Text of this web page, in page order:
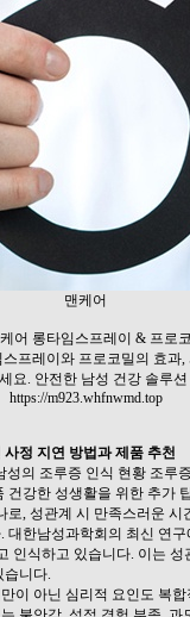
맨케어
어 롱타임스프레이 & 프로
프레이와 프로코밀의 효과,
요. 안전한 남성 건강 솔루션
https://m923.whfnwmd.top
정 지연 방법과 제품 추천
성의 조루증 인식 현황 조루
건강한 성생활을 위한 추가
로, 성관계 시 만족스러운 시
대한남성과학회의 최신 연
인식하고 있습니다. 이는
습니다.
이 아닌 심리적 요인도 복